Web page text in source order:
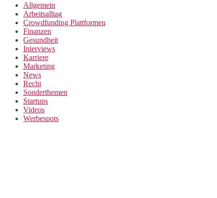
Allgemein
Arbeitsalltag
Crowdfunding Plattformen
Finanzen
Gesundheit
Interviews
Karriere
Marketing
News
Recht
Sonderthemen
Startups
Videos
Werbespots